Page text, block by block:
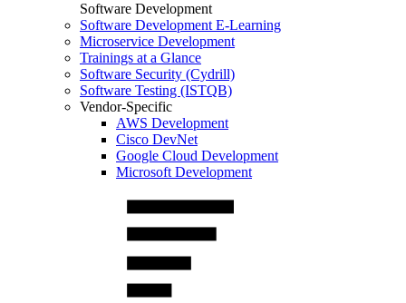
Software Development
Software Development E-Learning
Microservice Development
Trainings at a Glance
Software Security (Cydrill)
Software Testing (ISTQB)
Vendor-Specific
AWS Development
Cisco DevNet
Google Cloud Development
Microsoft Development